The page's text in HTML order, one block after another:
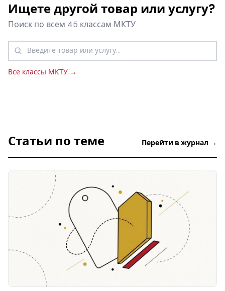
Ищете другой товар или услугу?
Поиск по всем 45 классам МКТУ
Все классы МКТУ →
Статьи по теме Перейти в журнал →